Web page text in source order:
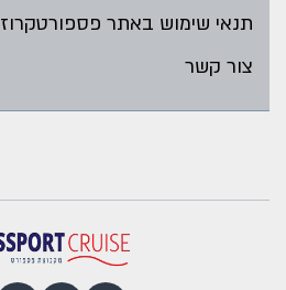
תנאי שימוש באתר פספורטקרוז
צור קשר